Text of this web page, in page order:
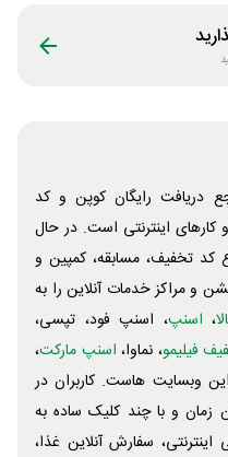
دریافت رایگان کوپن و کد
اینترنتی است. در حال
کد تخفیف، مسابقه، کمپین و
و مراکز خدمات آنلاین را به
، اسنپ، اسنپ فود، تپسی،
فیلیمو، نماوا، اسنپ مارکت،
وبسایت ‌هاست. کاربران در
زمان و با چند کلیک ساده به
سفارش آنلاین غذا،